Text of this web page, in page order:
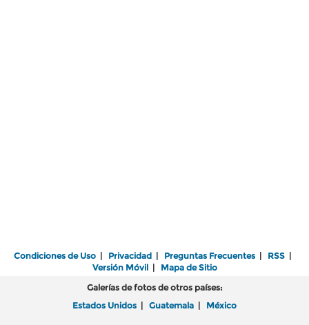
Condiciones de Uso | Privacidad | Preguntas Frecuentes | RSS |
Versión Móvil| Mapa de Sitio
Galerías de fotos de otros países:
Estados Unidos | Guatemala | México